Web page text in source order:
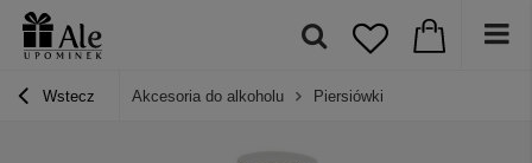
Wstecz Akcesoria do alkoholu Piersiówki